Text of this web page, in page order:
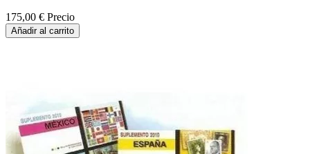
175,00 € Precio
Añadir al carrito